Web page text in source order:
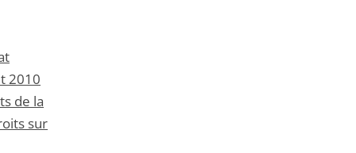
2010
de la
sur